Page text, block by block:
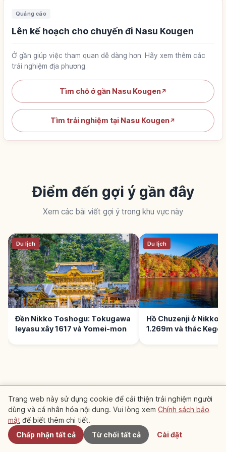
Quảng cáo
Lên kế hoạch cho chuyến đi Nasu Kougen
Ở gần giúp việc tham quan dễ dàng hơn. Hãy xem thêm các
trải nghiệm địa phương.
Tìm chỗ ở gần Nasu Kougen↗
Tìm trải nghiệm tại Nasu Kougen↗
Điểm đến gợi ý gần đây
Xem các bài viết gợi ý trong khu vực này
Du lịch
Đền Nikko Toshogu: Tokugawa
Ieyasu xây 1617 và Yomei-mon
Du lịch
Hồ Chuzenji ở Nikko:
1.269m và thác
Văn hóa truyền thống
Nikko Edo Wonderland ở Tochigi:
công viên chủ đề thời Edo
Nikko Edomura (EDO WONDERLAND) ở Tochigi
Gần đây
Trang web này sử dụng cookie để cải thiện trải nghiệm người
dùng và cá nhân hóa nội dung. Vui lòng xem Chính sách bảo
mật để biết thêm chi tiết.
Chấp nhận tất cả
Từ chối tất cả Cài đặt